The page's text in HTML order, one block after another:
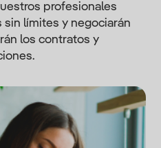
profesionales
sin límites y negociarán
los contratos y